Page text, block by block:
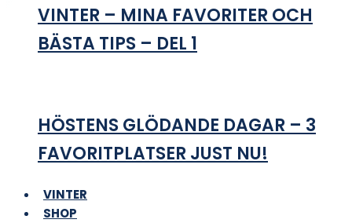
VINTER – MINA FAVORITER OCH
BÄSTA TIPS – DEL 1
HÖSTENS GLÖDANDE DAGAR – 3
FAVORITPLATSER JUST NU!
VINTER
SHOP